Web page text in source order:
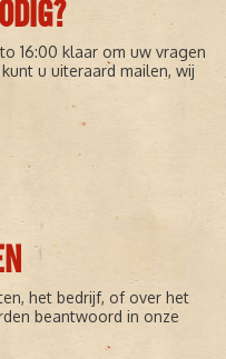
16:00 klaar om uw vragen
u uiteraard mailen, wij
het bedrijf, of over het
beantwoord in onze